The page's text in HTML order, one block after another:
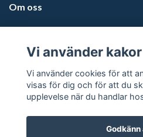
Om oss
Läs mer
Vi använder kakor
Vi använder cookies för att
visas för dig och för att du
upplevelse när du handlar
Godkänn